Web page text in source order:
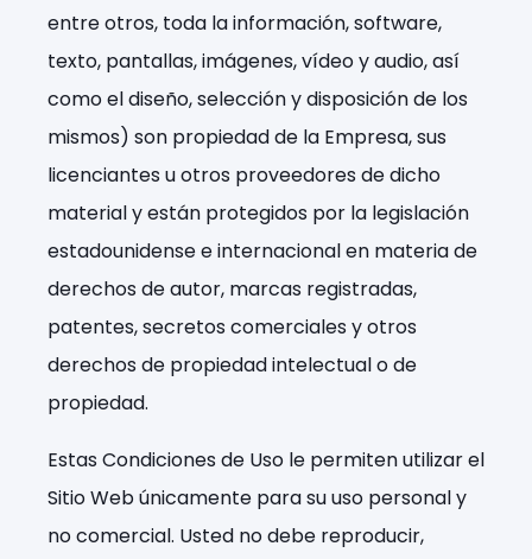
entre otros, toda la información, software,
texto, pantallas, imágenes, vídeo y audio, así
como el diseño, selección y disposición de los
mismos) son propiedad de la Empresa, sus
licenciantes u otros proveedores de dicho
material y están protegidos por la legislación
estadounidense e internacional en materia de
derechos de autor, marcas registradas,
patentes, secretos comerciales y otros
derechos de propiedad intelectual o de
propiedad.
Estas Condiciones de Uso le permiten utilizar el
Sitio Web únicamente para su uso personal y
no comercial. Usted no debe reproducir,